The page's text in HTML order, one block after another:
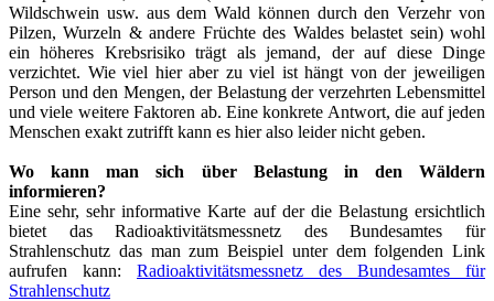
Wildschwein usw. aus dem Wald können durch den Verzehr von
Pilzen, Wurzeln & andere Früchte des Waldes belastet sein) wohl
ein höheres Krebsrisiko trägt als jemand, der auf diese Dinge
verzichtet. Wie viel hier aber zu viel ist hängt von der jeweiligen
Person und den Mengen, der Belastung der verzehrten Lebensmittel
und viele weitere Faktoren ab. Eine konkrete Antwort, die auf jeden
Menschen exakt zutrifft kann es hier also leider nicht geben.
Wo kann man sich über Belastung in den Wäldern
informieren?
Eine sehr, sehr informative Karte auf der die Belastung ersichtlich
bietet das Radioaktivitätsmessnetz des Bundesamtes für
Strahlenschutz das man zum Beispiel unter dem folgenden Link
aufrufen kann: Radioaktivitätsmessnetz des Bundesamtes für
Strahlenschutz